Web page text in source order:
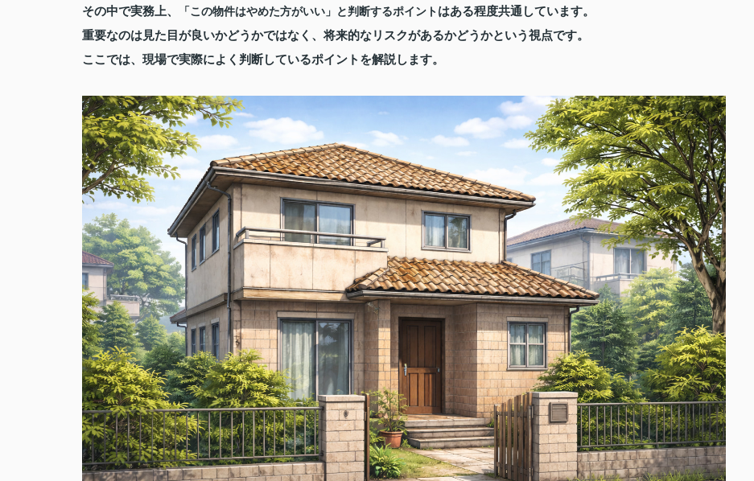
その中で実務上、
「この物件はやめた方がいい」と判断するポイント はある程度共通しています。
重要なのは見た目が良いかどうかではなく、将来的なリスクがあるかどうかという視点です。
ここでは、現場で実際によく判断しているポイントを解説します。